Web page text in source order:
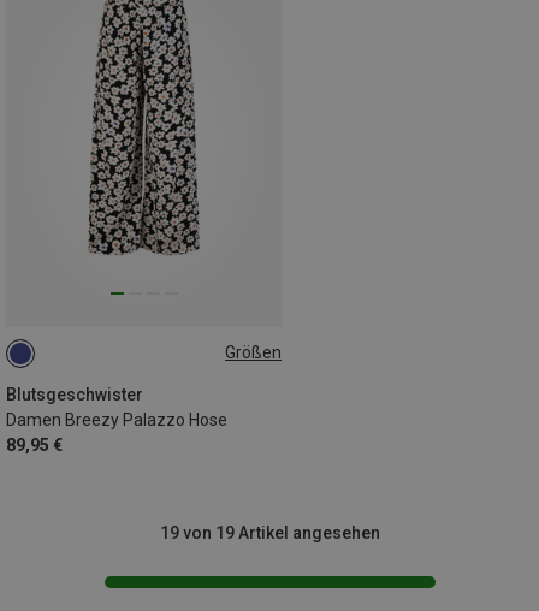
Größen
Blutsgeschwister
Damen Breezy Palazzo Hose
89,95 €
S
19 von 19 Artikel angesehen